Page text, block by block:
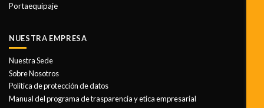
Portaequipaje
NUESTRA EMPRESA
Nuestra Sede
Sobre Nosotros
Politica de protección de datos
Manual del programa de trasparencia y etica empresarial